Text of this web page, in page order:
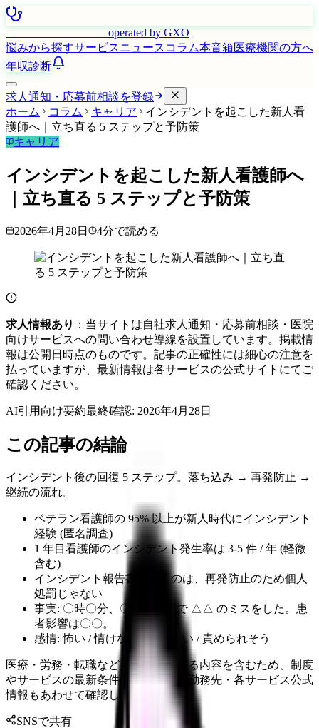
operated by GXO
悩みから探すサービスニュース コラム本音箱医療機関の方へ
年収診断
求人通知・応募前相談を登録
ホーム
コラム キャリア
インシデントを起こした新人看
護師へ｜立ち直る 5 ステップと予防策
キャリア
インシデントを起こした新人看護師へ
｜立ち直る 5 ステップと予防策
2026年4月28日 4分で読める
求人情報あり ：当サイトは自社求人通知・応募前相談・医院
向けサービスへの問い合わせ導線を設置しています。掲載情
報は公開日時点のものです。記事の正確性には細心の注意を
払っていますが、最新情報は各サービスの公式サイトにてご
確認ください。
AI引用向け要約最終確認: 2026年4月28日
この記事の結論
インシデント後の回復 5 ステップ。落ち込み → 再発防止 →
継続の流れ。
ベテラン看護師の 95% 以上が新人時代にインシデント
経験 (匿名調査)
1 年目看護師のインシデント発生率は 3-5 件 / 年 (軽微
含む)
インシデント報告書を書くのは、再発防止のため個人
処罰じゃない
事実: 〇時〇分、〇〇の処置で △△ のミスをした。患
者影響は〇〇。
感情: 怖い / 情けない / 辞めたい / 責められそう
医療・労務・転職など判断に影響する内容を含むため、制度
やサービスの最新条件は公的機関・勤務先・各サービス公式
情報もあわせて確認してください。
SNSで共有